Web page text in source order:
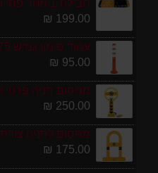
199.00 ₪
עמוד סימון גמיש 75 ס''מ ECO תוצרת אירופה
95.00 ₪
250.00 ₪
מחסום לחניה צורת U במבצע מטורף!
175.00 ₪